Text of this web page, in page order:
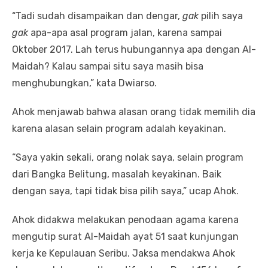
“Tadi sudah disampaikan dan dengar, gakpilih saya
gakapa-apa asal program jalan, karena sampai
Oktober 2017. Lah terus hubungannya apa dengan Al-
Maidah? Kalau sampai situ saya masih bisa
menghubungkan,” kata Dwiarso.
Ahok menjawab bahwa alasan orang tidak memilih dia
karena alasan selain program adalah keyakinan.
“Saya yakin sekali, orang nolak saya, selain program
dari Bangka Belitung, masalah keyakinan. Baik
dengan saya, tapi tidak bisa pilih saya,” ucap Ahok.
Ahok didakwa melakukan penodaan agama karena
mengutip surat Al-Maidah ayat 51 saat kunjungan
kerja ke Kepulauan Seribu. Jaksa mendakwa Ahok